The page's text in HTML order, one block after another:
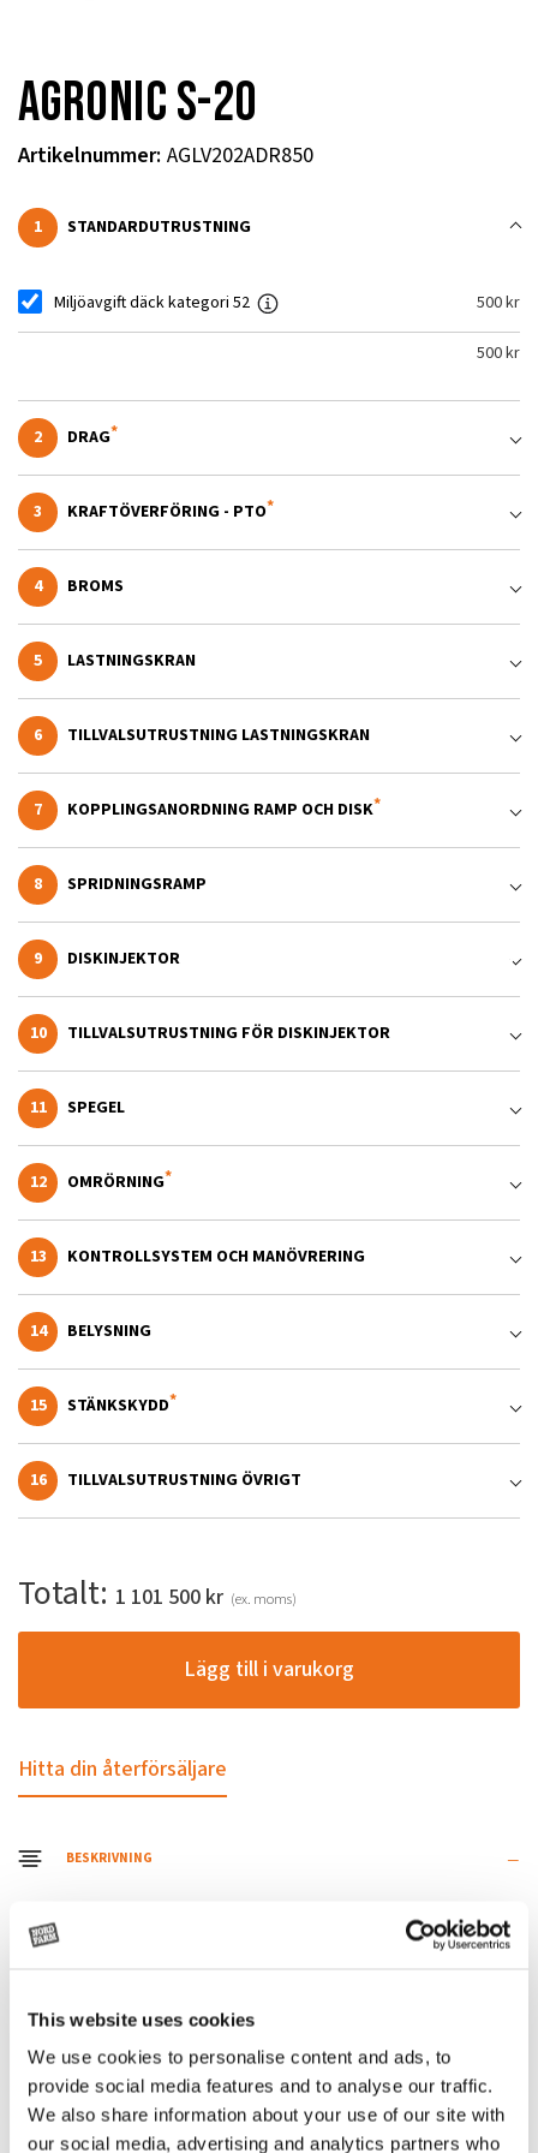
This website uses cookies
We use cookies to personalise content and ads, to
provide social media features and to analyse our traffic.
We also share information about your use of our site with
our social media, advertising and analytics partners who
Agronic S-20
Artikelnummer: AGLV202ADR850
1 STANDARDUTRUSTNING
Miljöavgift däck kategori 52 500kr
500kr
2 DRAG
3 KRAFTÖVERFÖRING - PTO
4 BROMS
5 LASTNINGSKRAN
6 TILLVALSUTRUSTNING LASTNINGSKRAN
7 KOPPLINGSANORDNING RAMP OCH DISK
8 SPRIDNINGSRAMP
9 DISKINJEKTOR
10 TILLVALSUTRUSTNING FÖR DISKINJEKTOR
11 SPEGEL
12 OMRÖRNING
13 KONTROLLSYSTEM OCH MANÖVRERING
14 BELYSNING
15 STÄNKSKYDD
16 TILLVALSUTRUSTNING ÖVRIGT
Totalt: 1 101 500 kr (ex. moms)
Lägg till i varukorg
Hitta din återförsäljare
BESKRIVNING
Agronic S-20 är en flytgödselspridare som har boggi-axel
med följande styrning och mekanisk fjädring. Kapacitet
SPECIFIKATIONER
Namn Värde